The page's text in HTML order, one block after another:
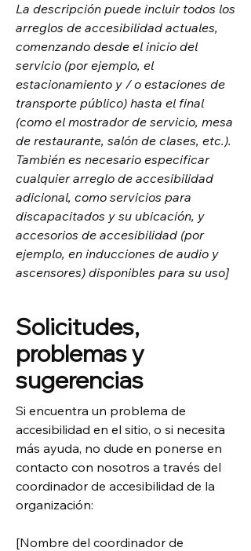
La descripción puede incluir todos los
arreglos de accesibilidad actuales,
comenzando desde el inicio del
servicio (por ejemplo, el
estacionamiento y / o estaciones de
transporte público) hasta el final
(como el mostrador de servicio, mesa
de restaurante, salón de clases, etc.).
También es necesario especificar
cualquier arreglo de accesibilidad
adicional, como servicios para
discapacitados y su ubicación, y
accesorios de accesibilidad (por
ejemplo, en inducciones de audio y
ascensores) disponibles para su uso]
Solicitudes,
problemas y
sugerencias
Si encuentra un problema de
accesibilidad en el sitio, o si necesita
más ayuda, no dude en ponerse en
contacto con nosotros a través del
coordinador de accesibilidad de la
organización:
[Nombre del coordinador de